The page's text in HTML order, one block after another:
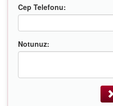
Cep Telefonu:
Notunuz: